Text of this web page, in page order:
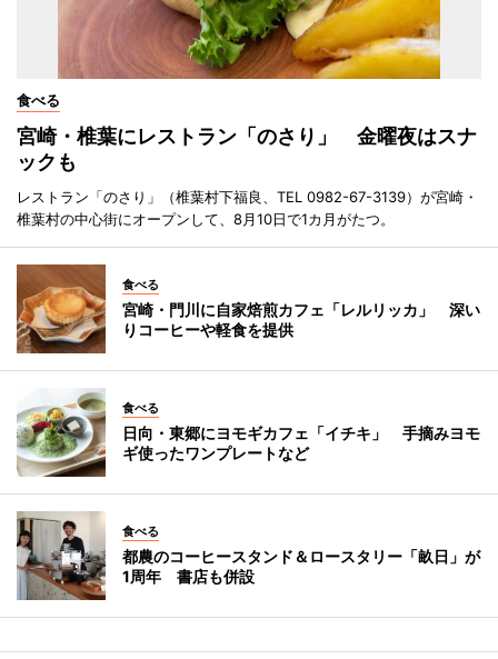
食べる
宮崎・椎葉にレストラン「のさり」 金曜夜はスナ
ックも
レストラン「のさり」（椎葉村下福良、TEL 0982-67-3139）が宮崎・
椎葉村の中心街にオープンして、8月10日で1カ月がたつ。
食べる
宮崎・門川に自家焙煎カフェ「レルリッカ」 深い
りコーヒーや軽食を提供
食べる
日向・東郷にヨモギカフェ「イチキ」 手摘みヨモ
ギ使ったワンプレートなど
食べる
都農のコーヒースタンド＆ロースタリー「畝日」が
1周年 書店も併設